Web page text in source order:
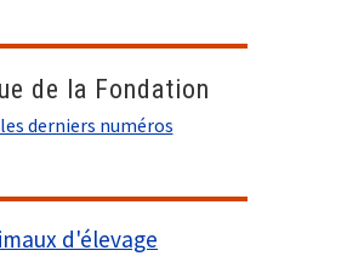
de la Fondation
derniers numéros
d'élevage